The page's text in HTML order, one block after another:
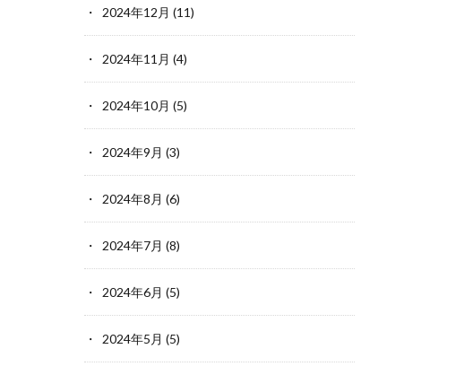
2024年12月 (11)
2024年11月 (4)
2024年10月 (5)
2024年9月 (3)
2024年8月 (6)
2024年7月 (8)
2024年6月 (5)
2024年5月 (5)